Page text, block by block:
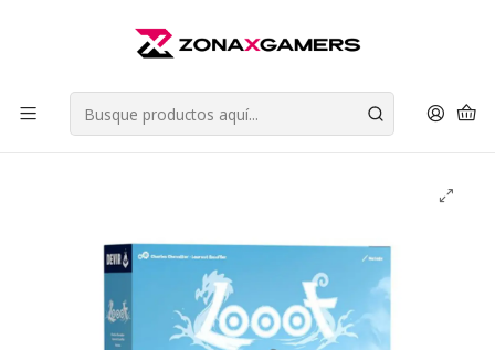
Retiros en Providencia
Leer más
Inicio Juegos de Mesa Juegos de Estrategia Looot